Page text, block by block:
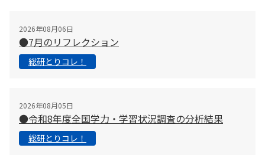
2026年08月06日
●7月のリフレクション
総研とりコレ！
2026年08月05日
●令和8年度全国学力・学習状況調査の分析結果
総研とりコレ！